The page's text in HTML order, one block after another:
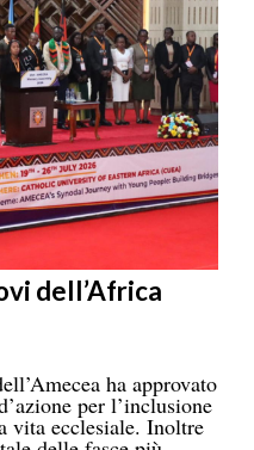
dell’Africa
ha approvato
per l’inclusione
vita ecclesiale. Inoltre